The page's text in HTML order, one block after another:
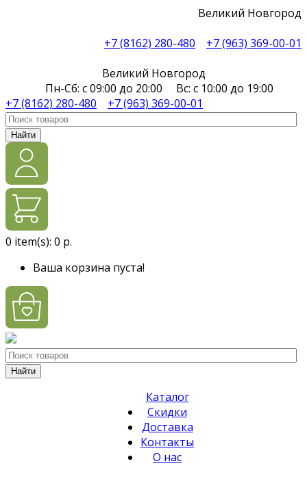
Великий Новгород
+7 (8162) 280-480
+7 (963) 369-00-01
Великий Новгород
Пн-Сб: с 09:00 до 20:00 Вс: с 10:00 до 19:00
+7 (8162) 280-480
+7 (963) 369-00-01
Найти
0 item(s): 0 р.
Ваша корзина пуста!
Найти
Каталог
Скидки
Доставка
Контакты
О нас